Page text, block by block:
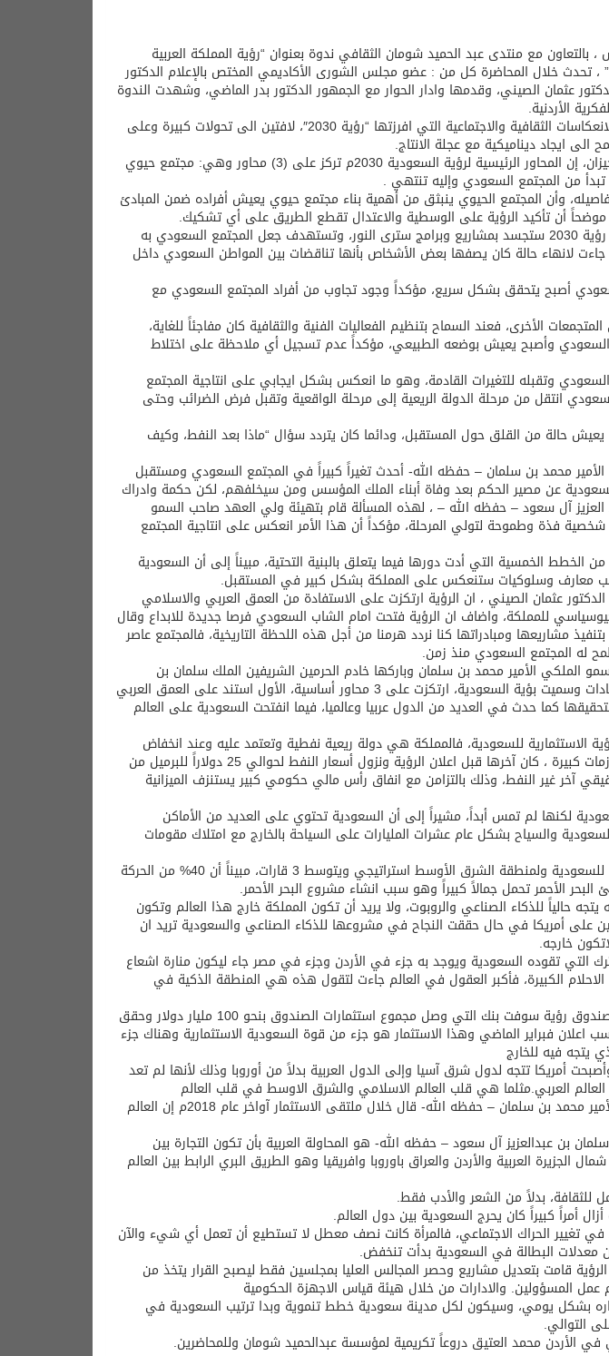
مع منتدى عبد الحميد شومان الثقافي ندوة بعنوان “رؤية المملكة العربية
والاجتماعي” ، تحدث خلال المحاضرة كل من : عضو مجلس الشورى الأكاديمي المختص بالإعلام الدكتور
عثمان الصيني، وقدمها وادار الحوار مع الجمهور الدكتور بدر الماضي، وشهدت الندوة
الأردنية.
وكشف المتحدثان عن جوانب من التأثيرات والانعكاسات الثقافية والاجتماعية التي افرزتها “رؤية 2030″، لافتين الى تحولات كبيرة وعلى
الى ايجاد ديناميكية مع عجلة الانتاج.
وقال عضو مجلس الشوري الدكتور محمد الحيزان، إن المحاور الرئيسية لرؤية السعودية 2030م تركز على (3) محاور وهي: مجتمع حيوي
من المجتمع السعودي وإليه تنتهي .
وأن المجتمع الحيوي ينبثق من أهمية بناء مجتمع حيوي يعيش أفراده ضمن المبادئ
أن تأكيد الرؤية على الوسطية والاعتدال تقطع الطريق على أي تشكيك.
وأشار إلى أن جميع التغييرات المطروحة في رؤية 2030 ستجسد بمشاريع وبرامج سترى النور، وتستهدف جعل المجتمع السعودي به
جاءت لانهاء حالة كان يصفها بعض الأشخاص بأنها تناقضات بين المواطن السعودي داخل
أصبح يتحقق بشكل سريع، مؤكداً وجود تجاوب من أفراد المجتمع السعودي مع
الأخرى، فعند السماح بتنظيم الفعاليات الفنية والثقافية كان مفاجئاً للغاية،
وأصبح يعيش بوضعه الطبيعي، مؤكداً عدم تسجيل أي ملاحظة على اختلاط
وتقبله للتغيرات القادمة، وهو ما انعكس بشكل ايجابي على انتاجية المجتمع
انتقل من مرحلة الدولة الريعية إلى مرحلة الواقعية وتقبل فرض الضرائب وحتى
حالة من القلق حول المستقبل، ودائما كان يتردد سؤال “ماذا بعد النفط، وكيف
محمد بن سلمان – حفظه الله- أحدث تغيراً كبيراً في المجتمع السعودي ومستقبل
عن مصير الحكم بعد وفاة أبناء الملك المؤسس ومن سيخلفهم، لكن حكمة وادراك
العزيز آل سعود – حفظه الله – ، لهذه المسألة قام بتهيئة ولي العهد صاحب السمو
فذة وطموحة لتولي المرحلة، مؤكداً أن هذا الأمر انعكس على انتاجية المجتمع
الخمسية التي أدت دورها فيما يتعلق بالبنية التحتية، مبيناً إلى أن السعودية
معارف وسلوكيات ستنعكس على المملكة بشكل كبير في المستقبل.
عثمان الصيني ، ان الرؤية ارتكزت على الاستفادة من العمق العربي والاسلامي
للمملكة، واضاف ان الرؤية فتحت امام الشاب السعودي فرصا جديدة للابداع وقال
بتنفيذ مشاريعها ومبادراتها كنا نردد هرمنا من أجل هذه اللحظة التاريخية، فالمجتمع عاصر
له المجتمع السعودي منذ زمن.
الملكي الأمير محمد بن سلمان وباركها خادم الحرمين الشريفين الملك سلمان بن
عبدالعزيز آل سعود – حفظه الله- وبقية القيادات وسميت بؤية السعودية، ارتكزت على 3 محاور أساسية، الأول استند على العمق العربي
كما حدث في العديد من الدول عربيا وعالميا، فيما انفتحت السعودية على العالم
الاستثمارية للسعودية، فالمملكة هي دولة ريعية نفطية وتعتمد عليه وعند انخفاض
أسعار النفط كان المجتمع السعودي يعيش أزمات كبيرة ، كان آخرها قبل اعلان الرؤية ونزول أسعار النفط لحوالي 25 دولاراً للبرميل من
حقيقي آخر غير النفط، وذلك بالتزامن مع انفاق رأس مالي حكومي كبير يستنزف الميزانية
لكنها لم تمس أبداً، مشيراً إلى أن السعودية تحتوي على العديد من الأماكن
والسياح بشكل عام عشرات المليارات على السياحة بالخارج مع امتلاك مقومات
أما المحور الثالث يركز على الموقع الجغرافي للسعودية ولمنطقة الشرق الأوسط استراتيجي ويتوسط 3 قارات، مبيناً أن 40% من الحركة
البحر الأحمر تحمل جمالاً كبيراً وهو سبب انشاء مشروع البحر الأحمر.
حالياً للذكاء الصناعي والروبوت، ولا يريد أن تكون المملكة خارج هذا العالم وتكون
على أمريكا في حال حققت النجاح في مشروعها للذكاء الصناعي والسعودية تريد ان
خارجه.
التي تقوده السعودية ويوجد به جزء في الأردن وجزء في مصر جاء ليكون منارة اشعاع
الكبيرة، فأكبر العقول في العالم جاءت لتقول هذه هي المنطقة الذكية في
وبين أن المملكة استثمرت في سوفت بنك بصندوق رؤية سوفت بنك التي وصل مجموع استثمارات الصندوق بنحو 100 مليار دولار وحقق
أرباحاً تشغيلية وصلت إلى 60%، حسب اعلان فبراير الماضي وهذا الاستثمار هو جزء من قوة السعودية الاستثمارية وهناك جزء
يتجه فيه للخارج
أمريكا تتجه لدول شرق آسيا وإلى الدول العربية بدلاً من أوروبا وذلك لأنها لم تعد
العربي.مثلما هي قلب العالم الاسلامي والشرق الاوسط في قلب العالم
وبين أن ولي العهد صاحب السمو الملكي الأمير محمد بن سلمان – حفظه الله- قال خلال ملتقى الاستثمار آواخر عام 2018م إن العالم
بن عبدالعزيز آل سعود – حفظه الله- هو المحاولة العربية بأن تكون التجارة بين
العربية والأردن والعراق باوروبا وافريقيا وهو الطريق البري الرابط بين العالم
للثقافة، بدلاً من الشعر والأدب فقط.
أمراً كبيراً كان يحرج السعودية بين دول العالم.
في تغيير الحراك الاجتماعي، فالمرأة كانت نصف معطل لا تستطيع أن تعمل أي شيء والآن
معدلات البطالة في السعودية بدأت تنخفض.
قامت بتعديل مشاريع وحصر المجالس العليا بمجلسين فقط ليصبح القرار يتخذ من
عمل المسؤولين. والادارات من خلال هيئة قياس الاجهزة الحكومية
بشكل يومي، وسيكون لكل مدينة سعودية خطط تنموية وبدا ترتيب السعودية في
التوالي.
الأردن محمد العتيق دروعاً تكريمية لمؤسسة عبدالحميد شومان وللمحاضرين.